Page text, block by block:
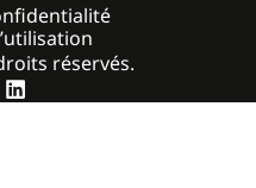
réservés.